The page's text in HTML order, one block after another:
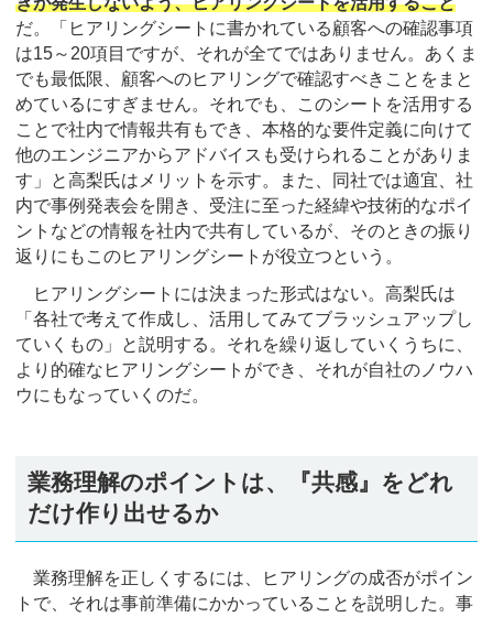
だ。「ヒアリングシートに書かれている顧客への確認事項
は15～20項目ですが、それが全てではありません。あくま
でも最低限、顧客へのヒアリングで確認すべきことをまと
めているにすぎません。それでも、このシートを活用する
ことで社内で情報共有もでき、本格的な要件定義に向けて
他のエンジニアからアドバイスも受けられることがありま
す」と高梨氏はメリットを示す。また、同社では適宜、社
内で事例発表会を開き、受注に至った経緯や技術的なポイ
ントなどの情報を社内で共有しているが、そのときの振り
返りにもこのヒアリングシートが役立つという。
ヒアリングシートには決まった形式はない。高梨氏は
「各社で考えて作成し、活用してみてブラッシュアップし
ていくもの」と説明する。それを繰り返していくうちに、
より的確なヒアリングシートができ、それが自社のノウハ
ウにもなっていくのだ。
業務理解のポイントは、『共感』をどれ
だけ作り出せるか
業務理解を正しくするには、ヒアリングの成否がポイン
トで、それは事前準備にかかっていることを説明した。事